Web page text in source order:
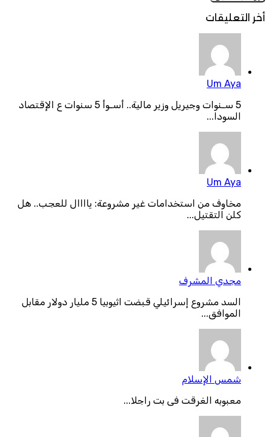
أخر التعليقات
Um Aya
5 سـنوات وجيريل وزير مالية.. أسـوأ 5 سنوات ع الإقتصاد
السودا...
Um Aya
مخاوف من استخدامات غير مشروعة: ياااال للعجب.. هل
كلن التقتيل...
مجدي المشرف
السد مشروع إسرائيلي قبضت اثيوبيا 5 مليار دولار مقابل
الموافق...
شمس الإسلام
معبوبه الغرقت فى بت راجلا...